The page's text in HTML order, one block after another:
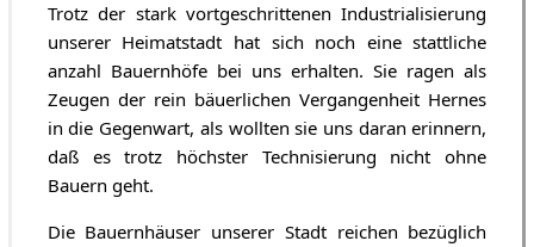
Trotz der stark vortgeschrittenen Industrialisierung
unserer Heimatstadt hat sich noch eine stattliche
anzahl Bauernhöfe bei uns erhalten. Sie ragen als
Zeugen der rein bäuerlichen Vergangenheit Hernes
in die Gegenwart, als wollten sie uns daran erinnern,
daß es trotz höchster Technisierung nicht ohne
Bauern geht.
Die Bauernhäuser unserer Stadt reichen bezüglich